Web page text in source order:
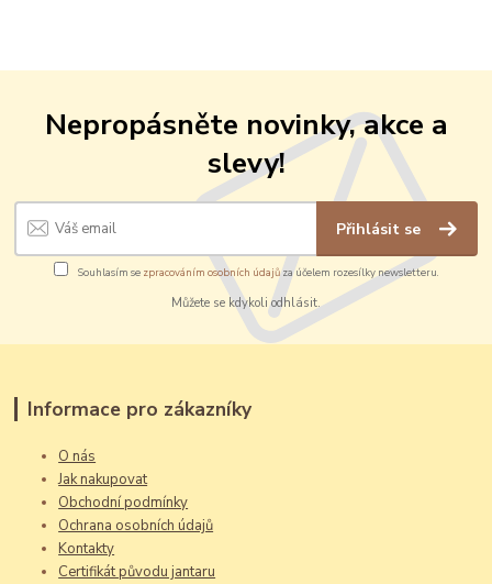
Nepropásněte novinky, akce a
slevy!
Přihlásit se
Souhlasím se zpracováním osobních údajůza účelem rozesílky newsletteru.
Můžete se kdykoli odhlásit.
Informace pro zákazníky
O nás
Jak nakupovat
Obchodní podmínky
Ochrana osobních údajů
Kontakty
Certifikát původu jantaru